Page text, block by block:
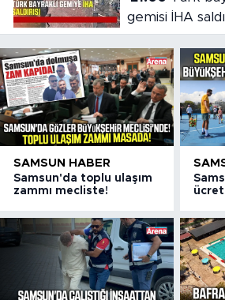
gemisi İHA
SAMSUN HABER
Samsun'da toplu ulaşım
zammı mecliste!